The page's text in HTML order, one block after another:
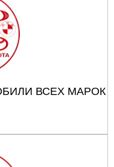
ВСЕХ МАРОК